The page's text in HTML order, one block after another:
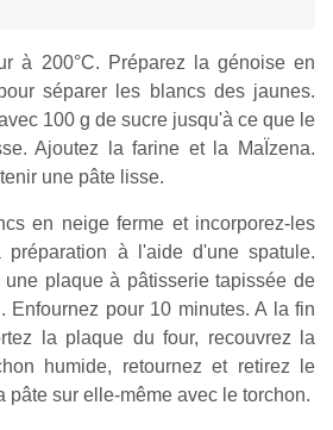
à 200°C. Préparez la génoise en
séparer les blancs des jaunes.
100 g de sucre jusqu'à ce que le
Ajoutez la farine et la MaÏzena.
une pâte lisse.
en neige ferme et incorporez-les
préparation à l'aide d'une spatule.
une plaque à pâtisserie tapissée de
Enfournez pour 10 minutes. A la fin
la plaque du four, recouvrez la
humide, retournez et retirez le
pâte sur elle-même avec le torchon.